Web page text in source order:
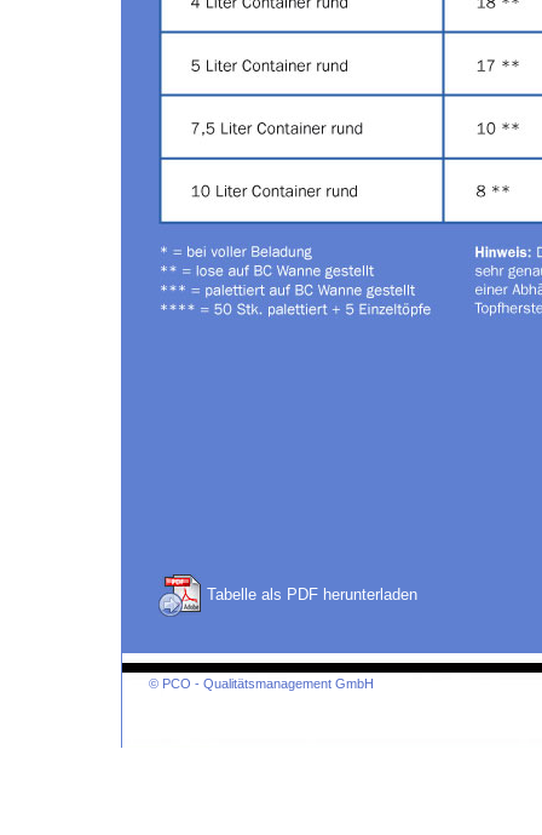
Tabelle als PDF herunterladen
© PCO - Qualitätsmanagement GmbH